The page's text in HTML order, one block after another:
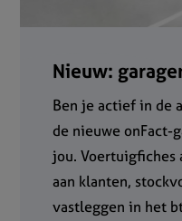
Nieuw:
Ben je actief in de
de nieuwe onFact-
jou. Voertuigfiches
aan klanten,
vastleggen in het